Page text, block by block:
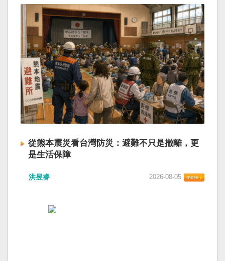
從熊本震災看台灣防災：避難不只是撤離，更
是生活保障
洪昱睿 2026-08-05